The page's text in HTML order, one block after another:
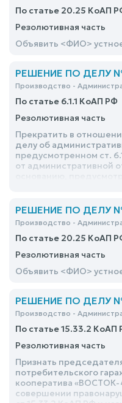
По статье 20.25 КоАП
Резолютивная часть
Объявить <ФИО>
РЕШЕНИЕ ПО ДЕЛУ №
Производство -
По статье 6.1.1 КоАП РФ
Резолютивная часть
Прекратить в
делу об
предусмотренном ст.
от административной
основанию,
связи с
РЕШЕНИЕ ПО ДЕЛУ №
Производство -
По статье 20.25 КоАП
Резолютивная часть
Объявить <ФИО>
РЕШЕНИЕ ПО ДЕЛУ №
Производство -
По статье 15.33.2 КоАП
Резолютивная часть
Признать
потребительского
кооператива
совершении